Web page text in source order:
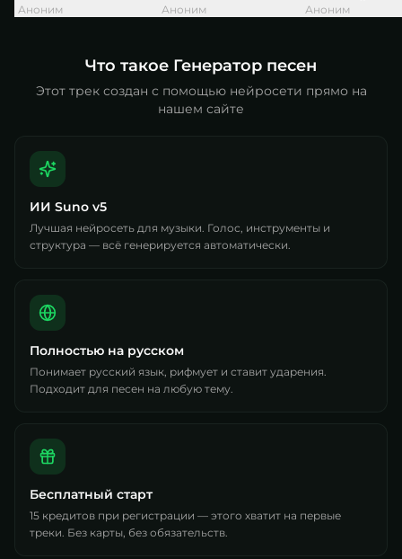
Аноним Аноним Аноним
Что такое Генератор песен
Этот трек создан с помощью нейросети прямо на
нашем сайте
ИИ Suno v5
Лучшая нейросеть для музыки. Голос, инструменты и
структура — всё генерируется автоматически.
Полностью на русском
Понимает русский язык, рифмует и ставит ударения.
Подходит для песен на любую тему.
Бесплатный старт
15 кредитов при регистрации — этого хватит на первые
треки. Без карты, без обязательств.